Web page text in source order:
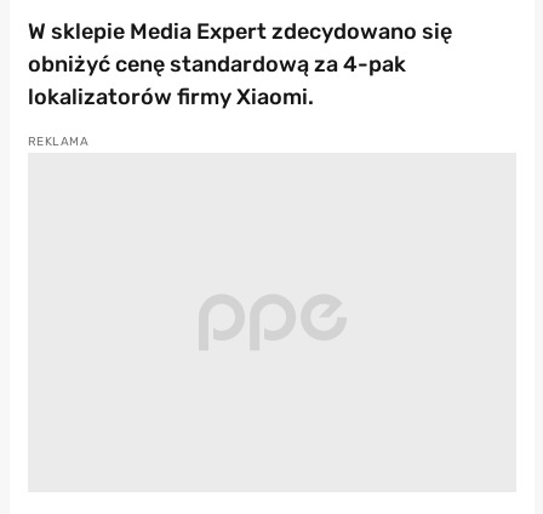
W sklepie Media Expert zdecydowano się
obniżyć cenę standardową za 4-pak
lokalizatorów firmy Xiaomi.